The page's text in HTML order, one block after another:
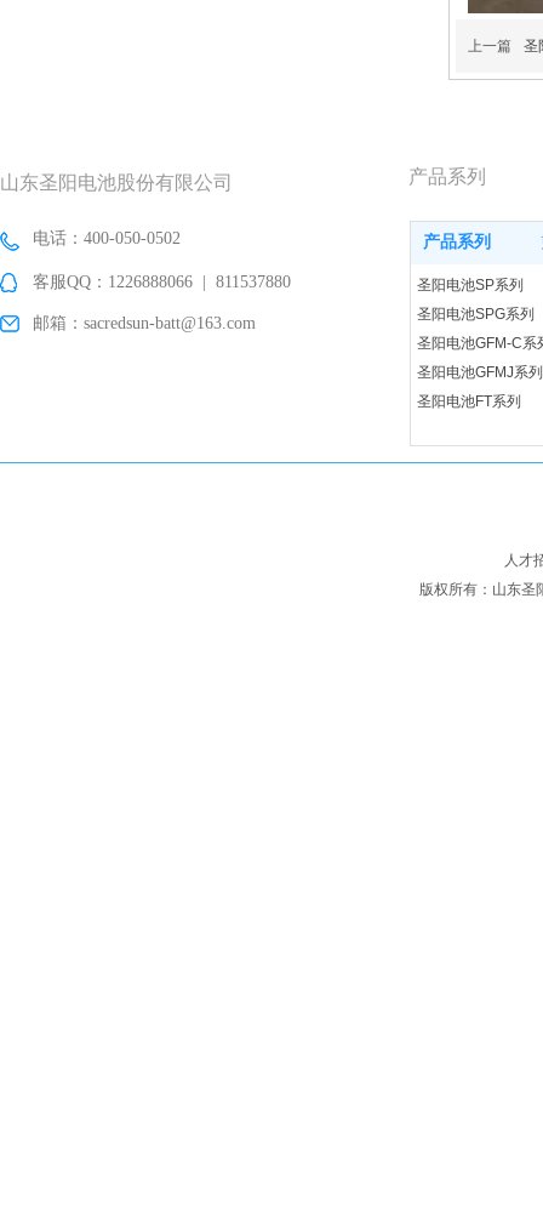
上一篇 圣
产品系列
圣阳电池SP系列
圣阳电池SPG系列
圣阳电池GFM-C系
圣阳电池GFMJ系列
圣阳电池FT系列
山东圣阳电池股份有限公司 产品系列
电话：400-050-0502
客服QQ：1226888066 | 811537880
邮箱：sacredsun-batt@163.com
人才
版权所有：山东